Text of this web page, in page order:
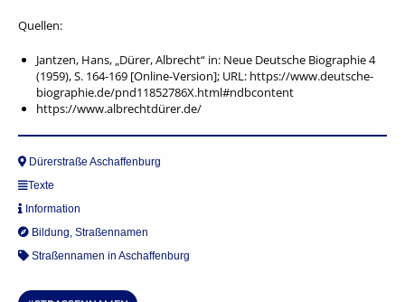
Quellen:
Jantzen, Hans, „Dürer, Albrecht“ in: Neue Deutsche Biographie 4
(1959), S. 164-169 [Online-Version]; URL: https://www.deutsche-
biographie.de/pnd11852786X.html#ndbcontent
https://www.albrechtdürer.de/
Dürerstraße Aschaffenburg
Texte
Information
Bildung, Straßennamen
Straßennamen in Aschaffenburg